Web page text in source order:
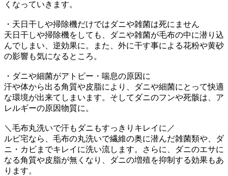
くなっていきます。
・天日干しや掃除機だけではダニや雑菌は死にません
天日干しや掃除機をしても、ダニや雑菌が毛布の中に潜り込
んでしまい、逆効果に。また、外に干す事による花粉や黄砂
の影響も気になるところ。
・ダニや細菌がアトピー・喘息の原因に
汗や体から出る角質や皮脂により、ダニや細菌にとって快適
な環境が出来てしまいます。そしてダニのフンや死骸は、ア
レルギーの原因物質に。
＼毛布丸洗いで汗もダニもすっきりキレイに／
ルビ宅なら、毛布の丸洗いで繊維の奥に潜んだ雑菌類や、ダ
ニ・カビまでキレイに洗い流します。さらに、ダニのエサに
なる角質や皮脂が無くなり、ダニの増殖を抑制する効果もあ
ります。